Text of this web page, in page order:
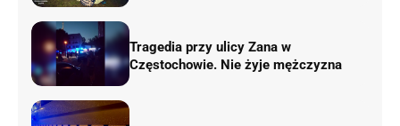
Tragedia przy ulicy Zana w
Częstochowie. Nie żyje mężczyzna